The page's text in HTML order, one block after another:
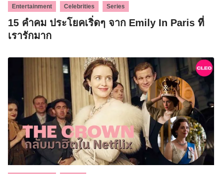
Entertainment Celebrities Series
15 คำคม ประโยคเริ่ดๆ จาก Emily In Paris ที่
เรารักมาก